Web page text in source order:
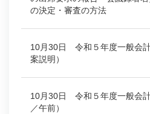
の決定・審査の方法
10月30日 令和５年度一般会
案説明）
10月30日 令和５年度一般会
／午前）